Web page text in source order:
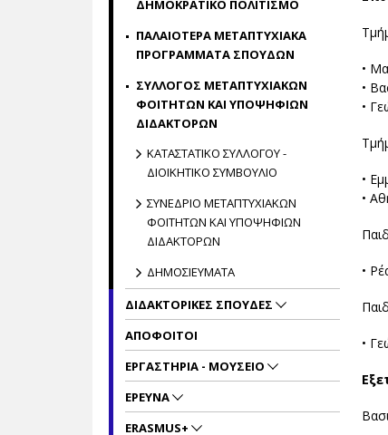
•
•
•
•
•
•
•
ΔΗΜΟΚΡΑΤΙΚΟ ΠΟΛΙΤΙΣΜΟ
ΠΑΛΑΙΟΤΕΡΑ ΜΕΤΑΠΤΥΧΙΑΚΑ
ΠΡΟΓΡΑΜΜΑΤΑ ΣΠΟΥΔΩΝ
ΣΥΛΛΟΓΟΣ ΜΕΤΑΠΤΥΧΙΑΚΩΝ
ΦΟΙΤΗΤΩΝ ΚΑΙ ΥΠΟΨΗΦΙΩΝ
ΔΙΔΑΚΤΟΡΩΝ
ΚΑΤΑΣΤΑΤΙΚΟ ΣΥΛΛΟΓΟΥ -
ΔΙΟΙΚΗΤΙΚΟ ΣΥΜΒΟΥΛΙΟ
ΣΥΝΕΔΡΙΟ ΜΕΤΑΠΤΥΧΙΑΚΩΝ
ΦΟΙΤΗΤΩΝ ΚΑΙ ΥΠΟΨΗΦΙΩΝ
ΔΙΔΑΚΤΟΡΩΝ
ΔΗΜΟΣΙΕΥΜΑΤΑ
ΔΙΔΑΚΤΟΡΙΚΕΣ ΣΠΟΥΔΕΣ
ΑΠΟΦΟΙΤΟΙ
ΕΡΓΑΣΤΗΡΙΑ - ΜΟΥΣΕΙΟ
ΕΡΕΥΝΑ
ERASMUS+